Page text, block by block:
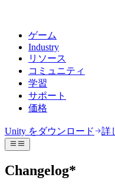
ゲーム
Industry
リソース
コミュニティ
学習
サポート
価格
Unityエンジン
任意のプラットフォーム
3Dコラボレーション
リアルタイムで3Dプロ
ドキュメント
公式ユーザーマニュアル
ディスカッション
議論、問題解決、つながる
Unity Learn
ヘルプを得る
Unityで成功するためのサ
Unity をダウンロード 詳
Changelog*